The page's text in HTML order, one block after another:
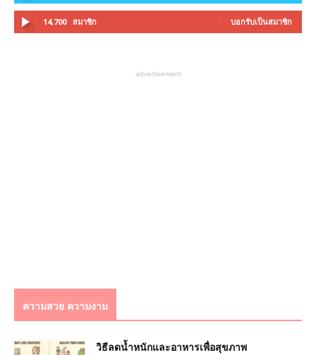
14,700 สมาชิก บอกรับเป็นสมาชิก
advertisement
ความสวย ความงาม
วิธีลดน้ำหนักและอาหารเพื่อสุขภาพ